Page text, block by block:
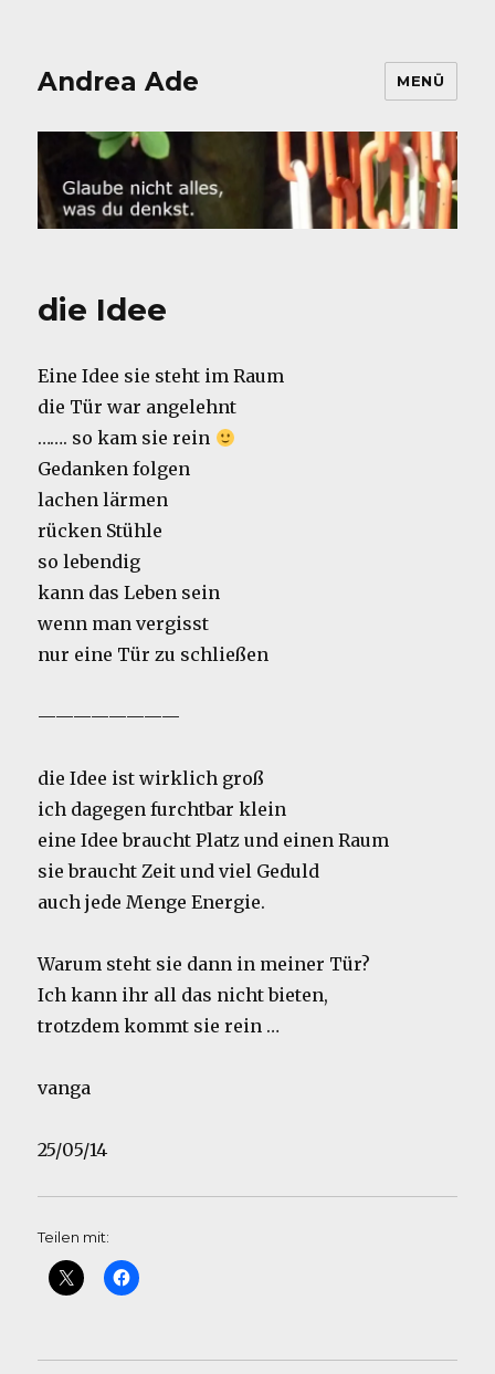
Andrea Ade MENÜ
die Idee
Eine Idee sie steht im Raum
die Tür war angelehnt
……. so kam sie rein
Gedanken folgen
lachen lärmen
rücken Stühle
so lebendig
kann das Leben sein
wenn man vergisst
nur eine Tür zu schließen
————————
die Idee ist wirklich groß
ich dagegen furchtbar klein
eine Idee braucht Platz und einen Raum
sie braucht Zeit und viel Geduld
auch jede Menge Energie.
Warum steht sie dann in meiner Tür?
Ich kann ihr all das nicht bieten,
trotzdem kommt sie rein …
vanga
25/05/14
Teilen mit: